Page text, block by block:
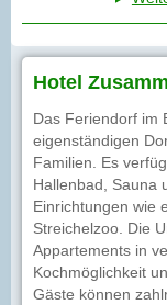
Hotel
Das Feriendorf im
eigenständigen
Familien. Es
Hallenbad, Sauna
Einrichtungen wie
Streichelzoo. Die
Appartements in
Kochmöglichkeit
Gäste können